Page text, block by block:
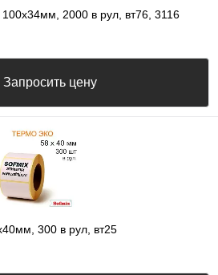
2000 в рул, вт76, 3116
Запросить цену
300 в рул, вт25